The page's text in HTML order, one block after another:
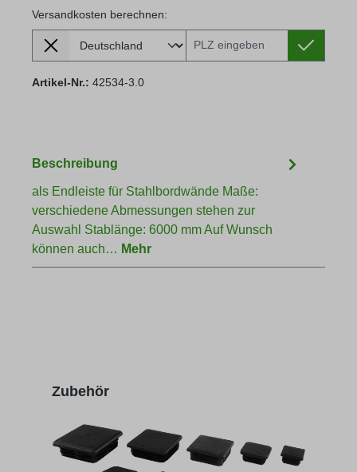
Versandkosten berechnen:
Lieferland
Versandkosten berechnen:
Artikel-Nr.: 42534-3.0
Beschreibung
als Endleiste für Stahlbordwände Maße:
verschiedene Abmessungen stehen zur
Auswahl Stablänge: 6000 mm Auf Wunsch
können auch… Mehr
Produktgalerie überspringen
Zubehör